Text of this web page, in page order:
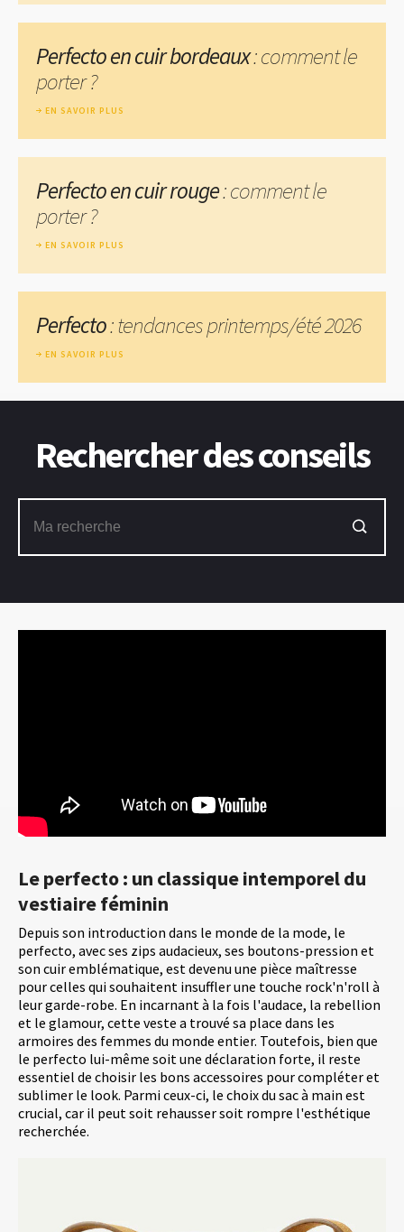
Le perfecto : un classique intemporel du
vestiaire féminin
Depuis son introduction dans le monde de la mode, le
perfecto, avec ses zips audacieux, ses boutons-pression et
son cuir emblématique, est devenu une pièce maîtresse
pour celles qui souhaitent insuffler une touche rock'n'roll à
leur garde-robe. En incarnant à la fois l'audace, la rebellion
et le glamour, cette veste a trouvé sa place dans les
armoires des femmes du monde entier. Toutefois, bien que
le perfecto lui-même soit une déclaration forte, il reste
essentiel de choisir les bons accessoires pour compléter et
sublimer le look. Parmi ceux-ci, le choix du sac à main est
crucial, car il peut soit rehausser soit rompre l'esthétique
recherchée.
Perfecto en cuir bordeaux: comment le
porter ?
EN SAVOIR PLUS
Perfecto en cuir rouge: comment le
porter ?
EN SAVOIR PLUS
Perfecto: tendances printemps/été 2026
EN SAVOIR PLUS
Rechercher des conseils